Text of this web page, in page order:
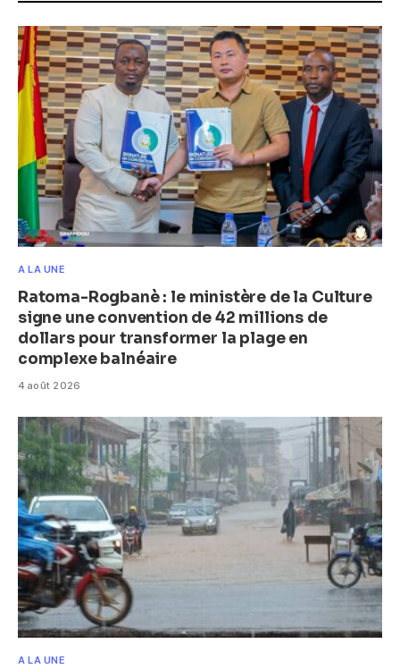
A LA UNE
Ratoma-Rogbanè : le ministère de la Culture
signe une convention de 42 millions de
dollars pour transformer la plage en
complexe balnéaire
4 août 2026
A LA UNE